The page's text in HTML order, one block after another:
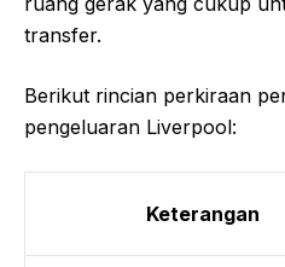
transfer.
Berikut rincian perkiraan
pengeluaran Liverpool:
Keterangan